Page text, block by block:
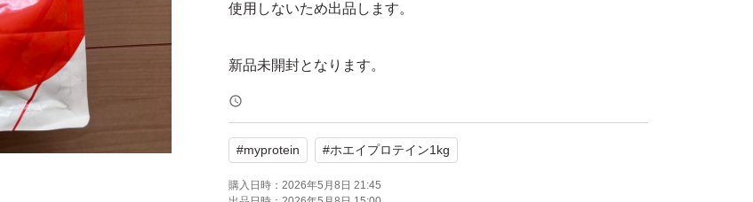
使用しないため出品します。
新品未開封となります。
#myprotein #ホエイプロテイン1kg
購入日時： 2026年5月8日 21:45